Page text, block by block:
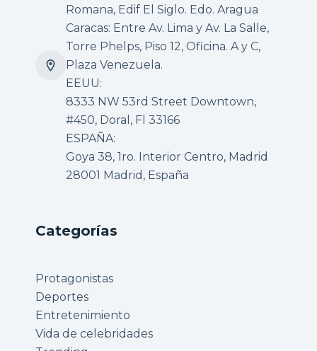
Romana, Edif El Siglo. Edo. Aragua
Caracas: Entre Av. Lima y Av. La Salle,
Torre Phelps, Piso 12, Oficina. A y C,
Plaza Venezuela.
EEUU:
8333 NW 53rd Street Downtown,
#450, Doral, Fl 33166
ESPAÑA:
Goya 38, 1ro. Interior Centro, Madrid
28001 Madrid, España
Categorías
Protagonistas
Deportes
Entretenimiento
Vida de celebridades